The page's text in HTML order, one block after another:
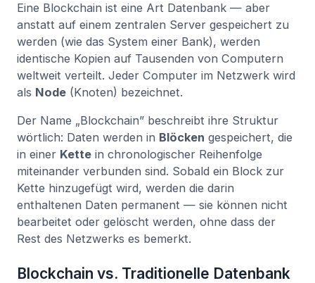
Eine Blockchain ist eine Art Datenbank — aber
anstatt auf einem zentralen Server gespeichert zu
werden (wie das System einer Bank), werden
identische Kopien auf Tausenden von Computern
weltweit verteilt. Jeder Computer im Netzwerk wird
als Node (Knoten) bezeichnet.
Der Name „Blockchain” beschreibt ihre Struktur
wörtlich: Daten werden in Blöcken gespeichert, die
in einer Kette in chronologischer Reihenfolge
miteinander verbunden sind. Sobald ein Block zur
Kette hinzugefügt wird, werden die darin
enthaltenen Daten permanent — sie können nicht
bearbeitet oder gelöscht werden, ohne dass der
Rest des Netzwerks es bemerkt.
Blockchain vs. Traditionelle Datenbank